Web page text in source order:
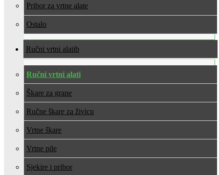
Pribor za vrtne alate
Ostalo
Ručni vrtni alati
Ručni vrtni alati
Škare za grane
Ručne škare za živicu
Vrtne škare
Vrtne pile
Sjekire i pribor